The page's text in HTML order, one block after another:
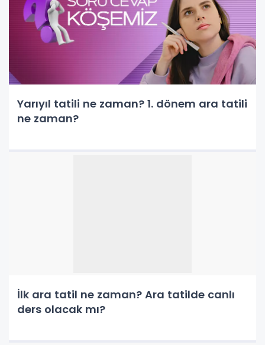
Yarıyıl tatili ne zaman? 1. dönem ara tatili
ne zaman?
İlk ara tatil ne zaman? Ara tatilde canlı
ders olacak mı?